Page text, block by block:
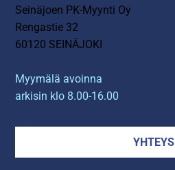
Seinäjoen PK-Myynti Oy
Rengastie 32
60120 SEINÄJOKI
Myymälä avoinna
arkisin klo 8.00-16.00
YHTEYS